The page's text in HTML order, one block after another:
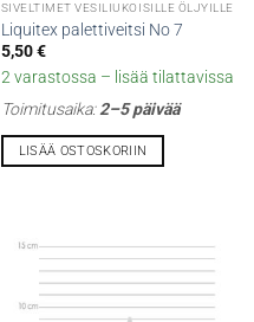
SIVELTIMET VESILIUKOISILLE ÖLJYILLE
Liquitex palettiveitsi No 7
5,50€
2 varastossa – lisää tilattavissa
Toimitusaika:2–5 päivää
LISÄÄ OSTOSKORIIN